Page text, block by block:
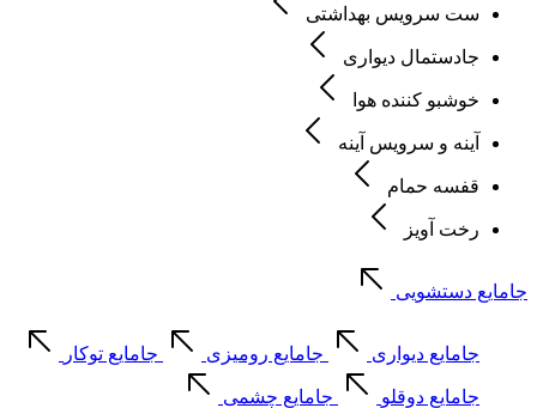
ست سرویس بهداشتی
جادستمال دیواری
خوشبو کننده هوا
آینه و سرویس آینه
قفسه حمام
رخت آویز
جامایع دستشویی
جامایع دیواری جامایع رومیزی جامایع توکار
جامایع دوقلو جامایع چشمی